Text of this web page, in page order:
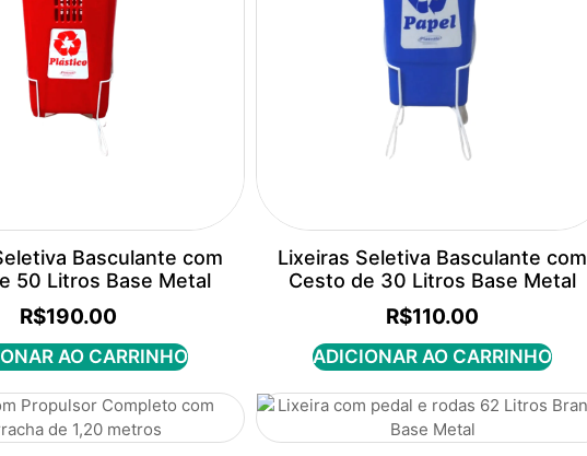
Basculante com
50 Litros Base Metal
R$190.00
AO CARRINHO
Lixeiras Seletiva Basculante com
Cesto de 30 Litros Base Metal
R$110.00
ADICIONAR AO CARRINHO